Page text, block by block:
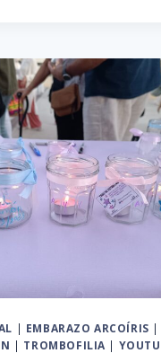
| EMBARAZO ARCOÍRIS |
| TROMBOFILIA |